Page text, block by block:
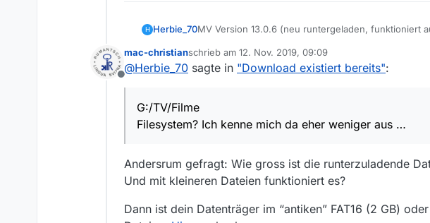
H Herbie_70MV Version 13.0.6 (neu runtergeladen, funktioniert
“Ständig”
G:/TV/Filme
Offline
mac-christianschrieb am 12. Nov. 2019, 09:09
zuletzt editiert von
@Herbie_70 sagte in "Download existiert bereits":
G:/TV/Filme
Filesystem? Ich kenne mich da eher weniger aus …
Andersrum gefragt: Wie gross ist die runterzuladende
Und mit kleineren Dateien funktioniert es?
Dann ist dein Datenträger im “antiken” FAT16 (2 GB)